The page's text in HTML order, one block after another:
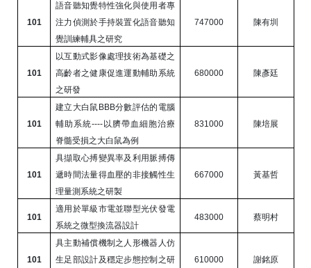
101
語音聽知覺特性強化與使用者專
注力偵測於手持裝置化語音聽知
覺訓練輔具之研究
747000 陳有圳
101
以互動式影像處理技術為基礎之
高齡者之健康促進運動輔助系統
之研發
680000 陳彥廷
101
建立大白鼠 BBB分數評估的電腦
輔助系統---- 以臍帶血細胞治療
脊髓受損之大白鼠為例
831000 陳培展
101
具擷取心搏變異率及利用脈搏傳
遞時間法量得血壓的非接觸性生
理量測系統之研製
667000 黃基哲
101
適用於單級市電並聯型光伏發電
系統之微型換流器設計
483000 蔡明村
101
具主動補償機制之人形機器人仿
生足部設計及穩定步態控制之研
610000 謝銘原